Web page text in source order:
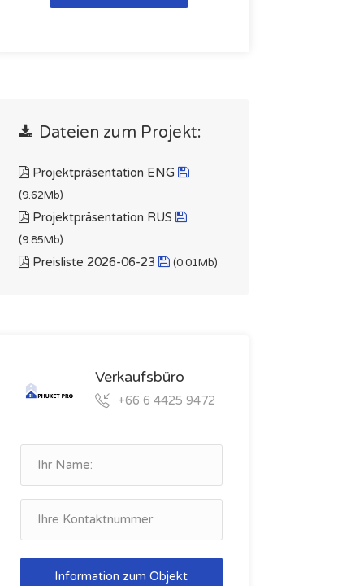
Dateien zum Projekt:
Projektpräsentation ENG
(9.62Mb)
Projektpräsentation RUS
(9.85Mb)
Preisliste 2026-06-23 (0.01Mb)
Verkaufsbüro
+66 6 4425 9472
Information zum Objekt